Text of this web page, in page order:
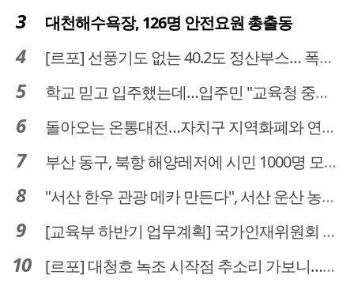
대천해수욕장, 126명 안전요원 총출동
[르포] 선풍기도 없는 40.2도 정산부스… 폭염 속 공영주차장 근로자
학교 믿고 입주했는데…입주민 "교육청 중재 나서라"
돌아오는 온통대전…자치구 지역화폐와 연계·통합 가능할까
부산 동구, 북항 해양레저에 시민 1000명 모였다
"서산 한우 관광 메카 만든다", 서산 운산 농어촌관광휴양단지 조성 본격 시동
[교육부 하반기 업무계획] 국가인재위원회 신설… 거점국립대 3곳 성장엔진·AI 분야 패키지 지원
[르포] 대청호 녹조 시작점 추소리 가보니…걷어내도 짙은 초록빛